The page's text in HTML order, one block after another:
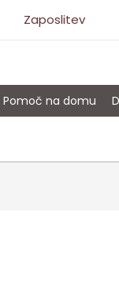
Zaposlitev
Pomoč na domu